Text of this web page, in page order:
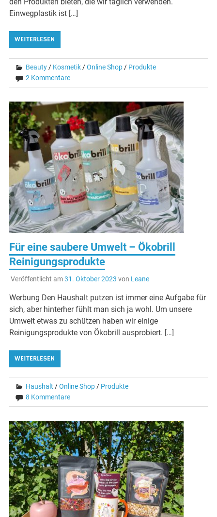
Einwegplastik ist […]
WEITERLESEN
Beauty / Kosmetik /Online Shop / Produkte
2 Kommentare
Für eine saubere Umwelt – Ökobrill
Reinigungsprodukte
Veröffentlicht am31. Oktober 2023 von Leane
Werbung Den Haushalt putzen ist immer eine Aufgabe für
sich, aber hinterher fühlt man sich ja wohl. Um unsere
Umwelt etwas zu schützen haben wir einige
Reinigungsprodukte von Ökobrill ausprobiert. […]
WEITERLESEN
Haushalt /Online Shop / Produkte
8 Kommentare